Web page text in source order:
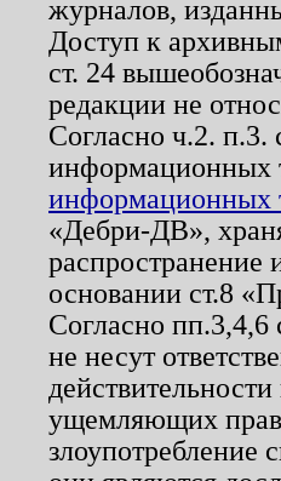
журналов,
Доступ к
ст. 24
редакции не
Согласно ч.2. п.3.
информационных
информационных
«Дебри-ДВ»,
распространение
основании ст.8
Согласно
не несут
ущемляющих
злоупотребление